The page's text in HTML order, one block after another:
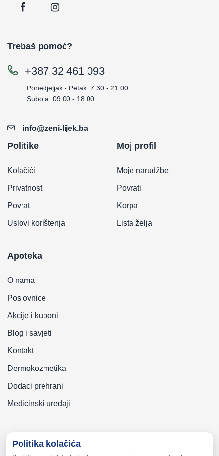
Trebaš pomoć?
+387 32 461 093
Ponedjeljak - Petak: 7:30 - 21:00
Subota: 09:00 - 18:00
info@zeni-lijek.ba
Politike
Kolačići
Privatnost
Povrat
Uslovi korištenja
Moj profil
Moje narudžbe
Povrati
Korpa
Lista želja
Apoteka
O nama
Poslovnice
Akcije i kuponi
Blog i savjeti
Kontakt
Dermokozmetika
Dodaci prehrani
Medicinski uređaji
Politika kolačića